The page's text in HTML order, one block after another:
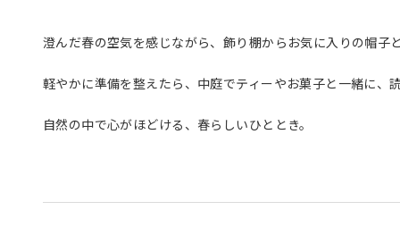
澄んだ春の空気を感じながら、飾り棚からお気に入りの帽子
軽やかに準備を整えたら、中庭でティーやお菓子と一緒に、
自然の中で心がほどける、春らしいひととき。